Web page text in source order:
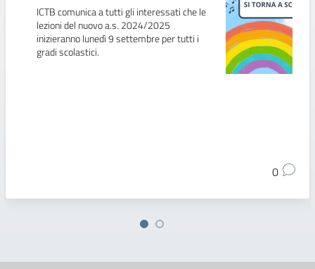
ICTB comunica a tutti gli interessati che le
lezioni del nuovo a.s. 2024/2025
inizieranno lunedì 9 settembre per tutti i
gradi scolastici.
0